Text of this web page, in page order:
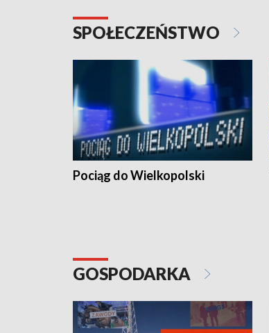
SPOŁECZEŃSTWO
Pociąg do Wielkopolski
GOSPODARKA